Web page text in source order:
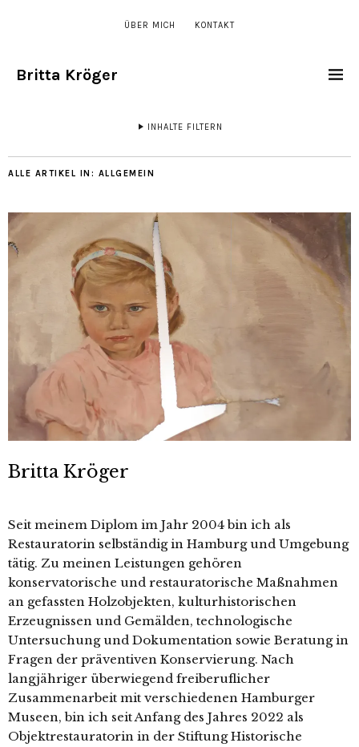
ÜBER MICH KONTAKT
Britta Kröger
INHALTE FILTERN
ALLE ARTIKEL IN: ALLGEMEIN
Britta Kröger
Seit meinem Diplom im Jahr 2004 bin ich als
Restauratorin selbständig in Hamburg und Umgebung
tätig. Zu meinen Leistungen gehören
konservatorische und restauratorische Maßnahmen
an gefassten Holzobjekten, kulturhistorischen
Erzeugnissen und Gemälden, technologische
Untersuchung und Dokumentation sowie Beratung in
Fragen der präventiven Konservierung. Nach
langjähriger überwiegend freiberuflicher
Zusammenarbeit mit verschiedenen Hamburger
Museen, bin ich seit Anfang des Jahres 2022 als
Objektrestauratorin in der Stiftung Historische